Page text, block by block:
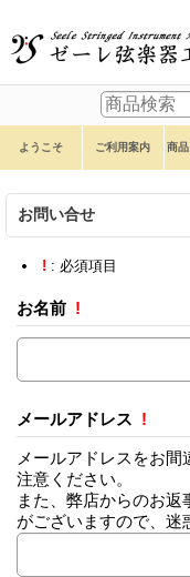
ようこそ ご利用案内 商
お問い合せ
! : 必須項目
お名前 !
メールアドレス !
メールアドレスをお
注意ください。
また、弊店からのお
がございますので、迷